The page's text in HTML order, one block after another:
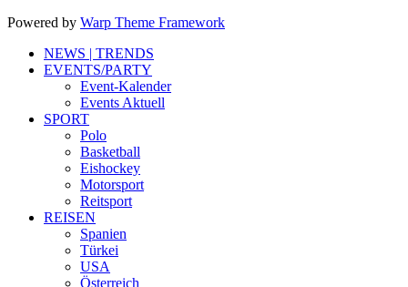
Powered by Warp Theme Framework
NEWS | TRENDS
EVENTS/PARTY
Event-Kalender
Events Aktuell
SPORT
Polo
Basketball
Eishockey
Motorsport
Reitsport
REISEN
Spanien
Türkei
USA
Österreich